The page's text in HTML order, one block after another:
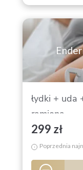
łydki + uda
ramiona
299 zł
i Poprzednia